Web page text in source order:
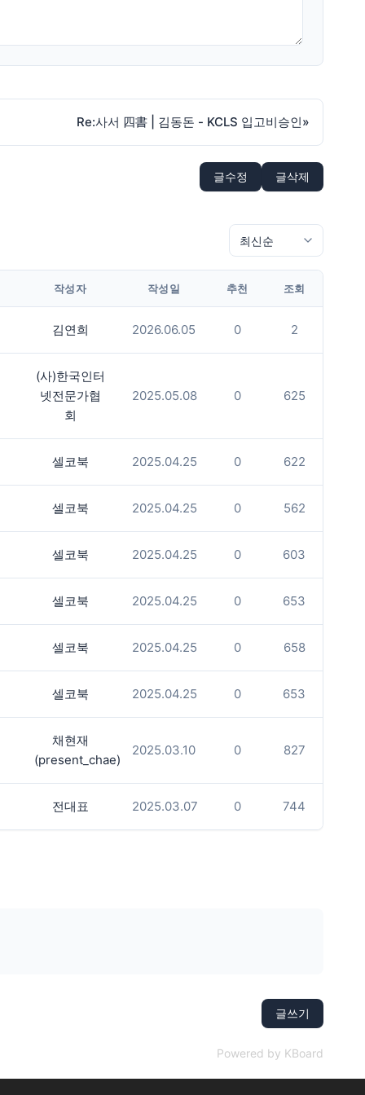
Re:사서 四書 | 김동돈 - KCLS 입고비승인»
글수정 글삭제
작성자 작성일 추천 조회
김연희 2026.06.05 0 2
(사)한국인터
넷전문가협
회
2025.05.08 0 625
셀코북 2025.04.25 0 622
셀코북 2025.04.25 0 562
셀코북 2025.04.25 0 603
셀코북 2025.04.25 0 653
셀코북 2025.04.25 0 658
셀코북 2025.04.25 0 653
채현재
(present_chae)
2025.03.10 0 827
전대표 2025.03.07 0 744
글쓰기
Powered by KBoard